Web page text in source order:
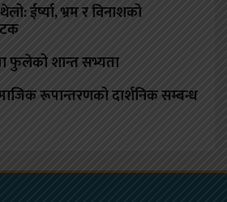
ईर्ष्या, भ्रम र विनाशको
फुलेको शान्त सभ्यता
रूपान्तरणको दार्शनिक सम्बन्ध